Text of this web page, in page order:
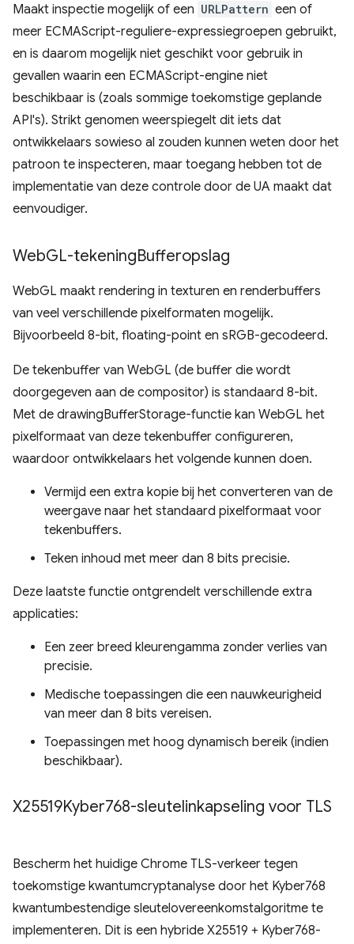
Maakt inspectie mogelijk of een URLPattern een of
meer ECMAScript-reguliere-expressiegroepen gebruikt,
en is daarom mogelijk niet geschikt voor gebruik in
gevallen waarin een ECMAScript-engine niet
beschikbaar is (zoals sommige toekomstige geplande
API's). Strikt genomen weerspiegelt dit iets dat
ontwikkelaars sowieso al zouden kunnen weten door het
patroon te inspecteren, maar toegang hebben tot de
implementatie van deze controle door de UA maakt dat
eenvoudiger.
WebGL-tekeningBufferopslag
WebGL maakt rendering in texturen en renderbuffers
van veel verschillende pixelformaten mogelijk.
Bijvoorbeeld 8-bit, floating-point en sRGB-gecodeerd.
De tekenbuffer van WebGL (de buffer die wordt
doorgegeven aan de compositor) is standaard 8-bit.
Met de drawingBufferStorage-functie kan WebGL het
pixelformaat van deze tekenbuffer configureren,
waardoor ontwikkelaars het volgende kunnen doen.
Vermijd een extra kopie bij het converteren van de
weergave naar het standaard pixelformaat voor
tekenbuffers.
Teken inhoud met meer dan 8 bits precisie.
Deze laatste functie ontgrendelt verschillende extra
applicaties:
Een zeer breed kleurengamma zonder verlies van
precisie.
Medische toepassingen die een nauwkeurigheid
van meer dan 8 bits vereisen.
Toepassingen met hoog dynamisch bereik (indien
beschikbaar).
X25519Kyber768-sleutelinkapseling voor TLS
Bescherm het huidige Chrome TLS-verkeer tegen
toekomstige kwantumcryptanalyse door het Kyber768
kwantumbestendige sleutelovereenkomstalgoritme te
implementeren. Dit is een hybride X25519 + Kyber768-